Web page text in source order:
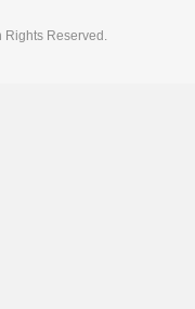
Rights Reserved.